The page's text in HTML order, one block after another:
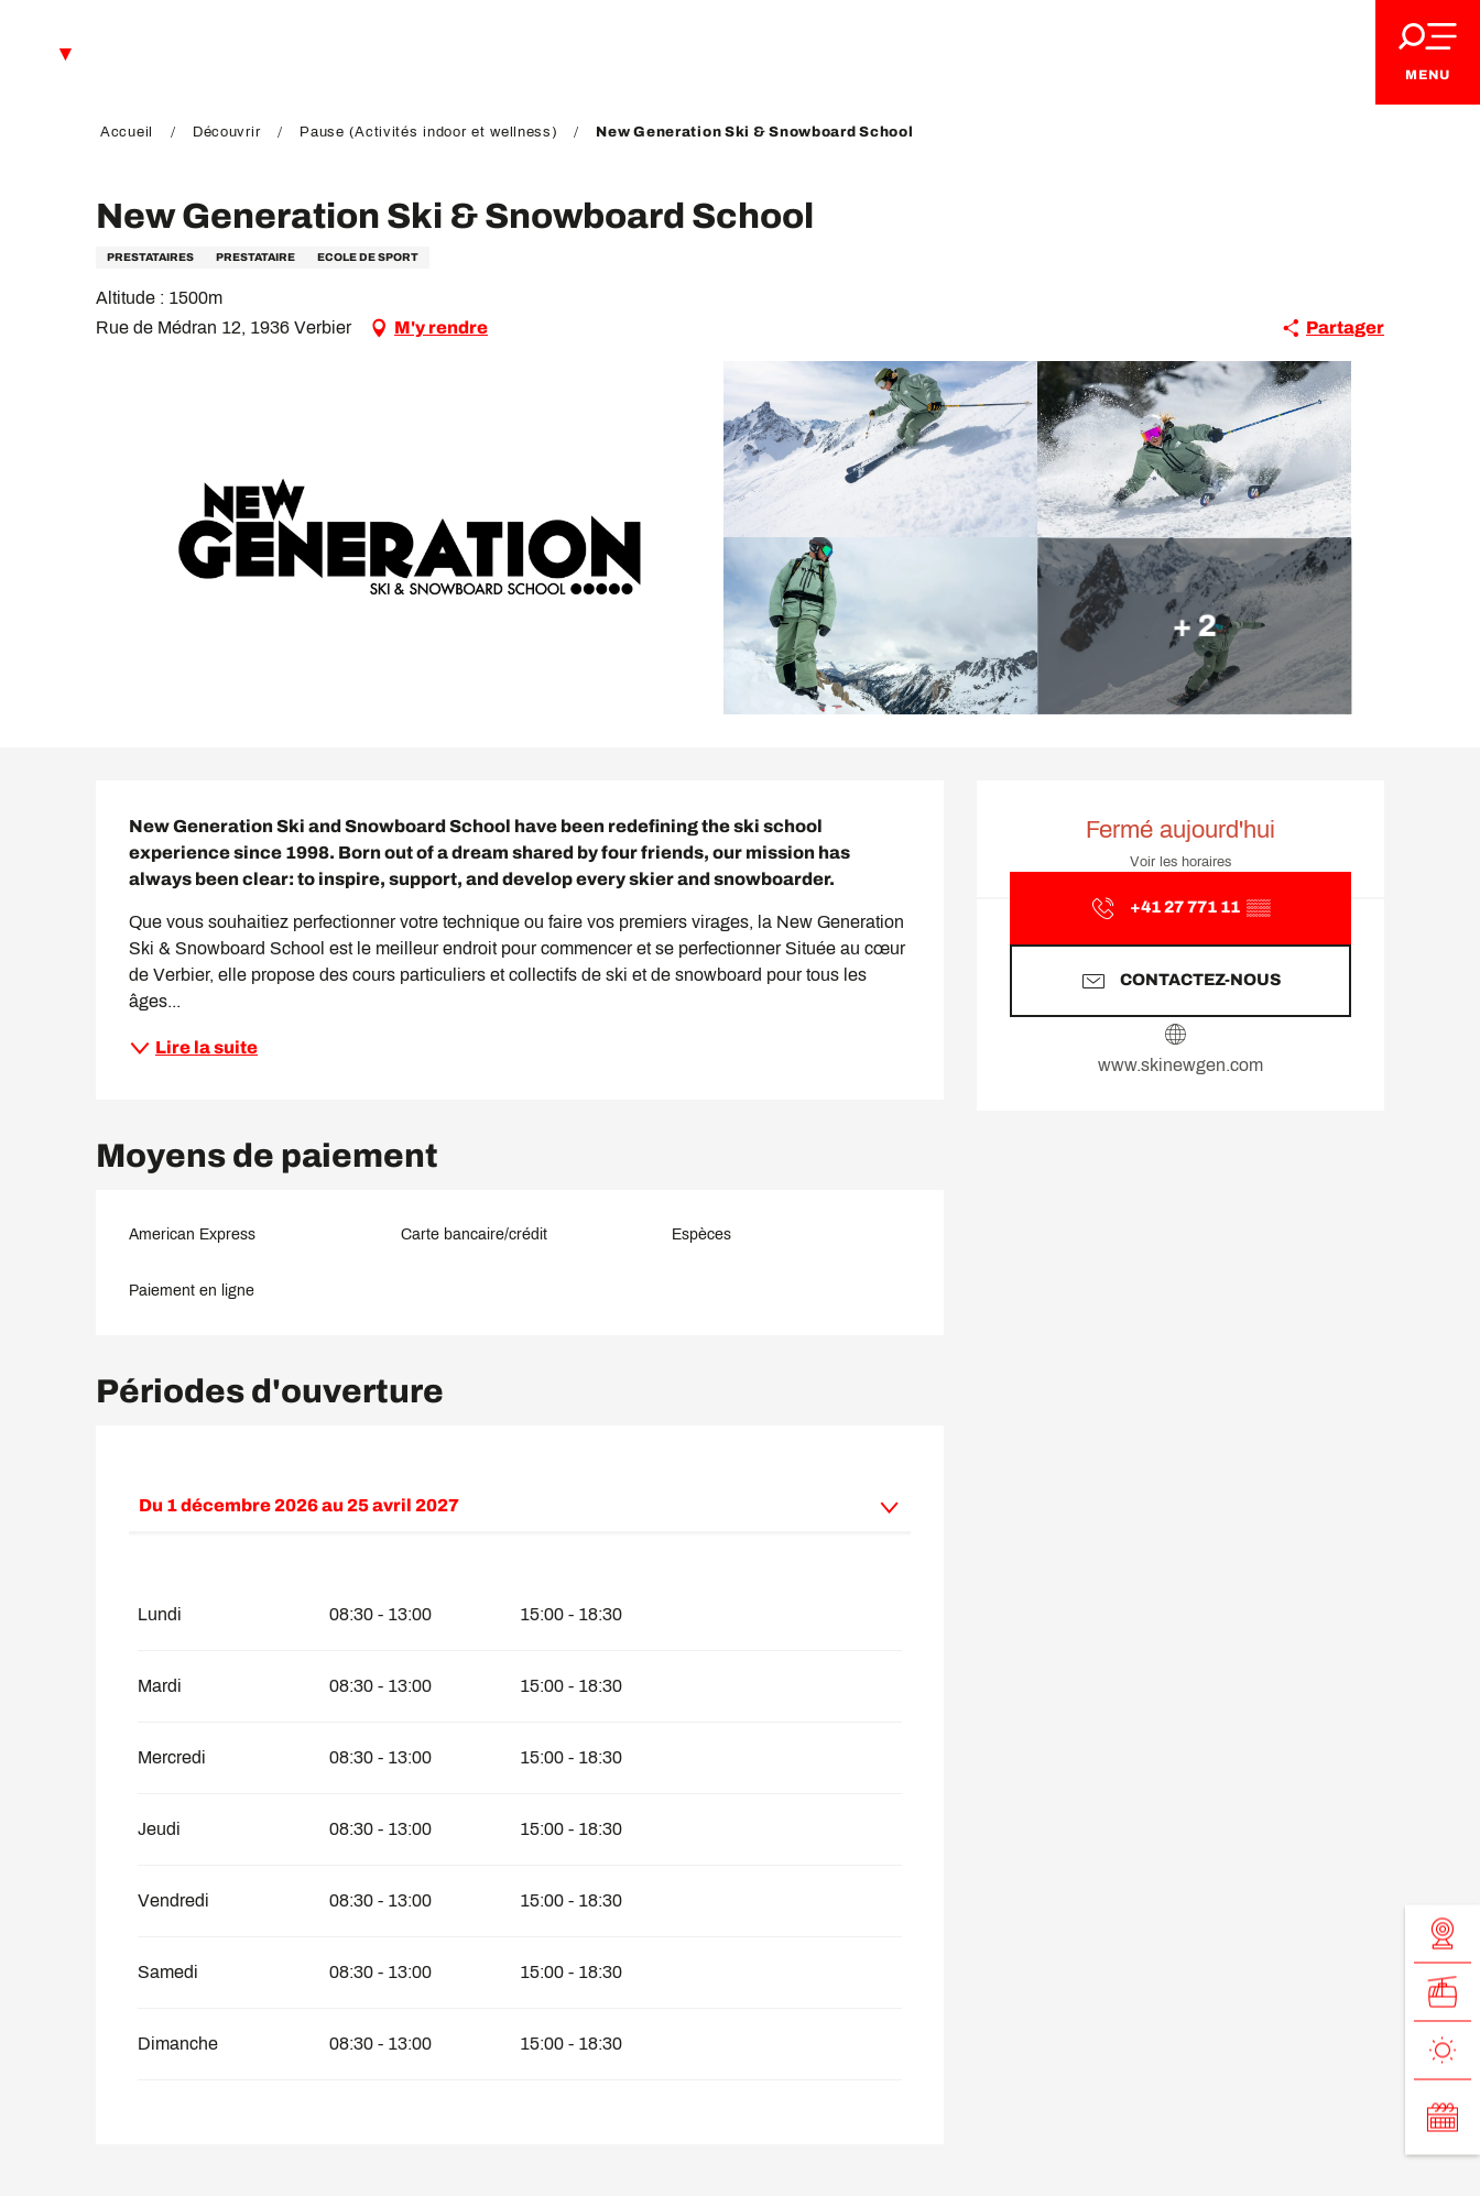
MENU
Accueil Découvrir Pause (Activités indoor et wellness) New Generation Ski & Snowboard School
New Generation Ski & Snowboard School
PRESTATAIRES PRESTATAIRE ECOLE DE SPORT
Altitude : 1500m
Rue de Médran 12, 1936 Verbier
M'y rendre Partager
+ 2
Fermé aujourd'hui
Voir les horaires
+41 27 771 11 ▒▒
CONTACTEZ-NOUS
www.skinewgen.com
New Generation Ski and Snowboard School have been redefining the ski school
experience since 1998. Born out of a dream shared by four friends, our mission has
always been clear: to inspire, support, and develop every skier and snowboarder.
Que vous souhaitiez perfectionner votre technique ou faire vos premiers virages, la New Generation
Ski & Snowboard School est le meilleur endroit pour commencer et se perfectionner Située au cœur
de Verbier, elle propose des cours particuliers et collectifs de ski et de snowboard pour tous les
âges...
Lire la suite
Moyens de paiement
American Express Carte bancaire/crédit Espèces
Paiement en ligne
Périodes d'ouverture
Du 1 décembre 2026au 25 avril 2027
Lundi 08:30 - 13:00 15:00 - 18:30
Mardi 08:30 - 13:00 15:00 - 18:30
Mercredi 08:30 - 13:00 15:00 - 18:30
Jeudi 08:30 - 13:00 15:00 - 18:30
Vendredi 08:30 - 13:00 15:00 - 18:30
Samedi 08:30 - 13:00 15:00 - 18:30
Dimanche 08:30 - 13:00 15:00 - 18:30